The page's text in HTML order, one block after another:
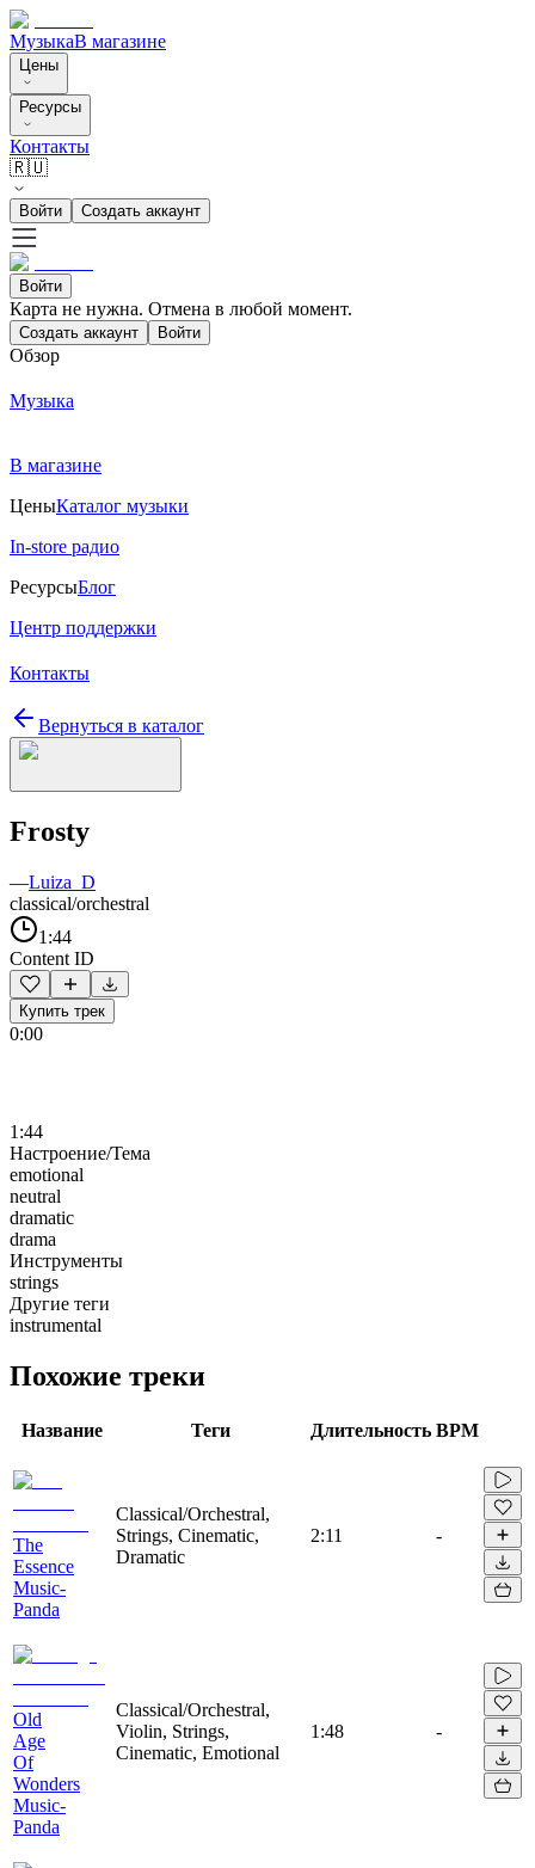
МузыкаВ магазине
Цены
Ресурсы
Контакты
🇷🇺
Войти Создать аккаунт
Войти
Карта не нужна. Отмена в любой момент.
Создать аккаунт Войти
Обзор
Музыка
В магазине
ЦеныКаталог музыки
In-store радио
РесурсыБлог
Центр поддержки
Контакты
Вернуться в каталог
Frosty
—Luiza_D
classical/orchestral
1:44
Content ID
Купить трек
0:00
1:44
Настроение/Тема
emotional
neutral
dramatic
drama
Инструменты
strings
Другие теги
instrumental
Похожие треки
Название Теги Длительность BPM
The
Essence
Music-
Panda
Classical/Orchestral,
Strings, Cinematic,
Dramatic
2:11 -
Old
Age
Of
Wonders
Music-
Panda
Classical/Orchestral,
Violin, Strings,
Cinematic, Emotional
1:48 -